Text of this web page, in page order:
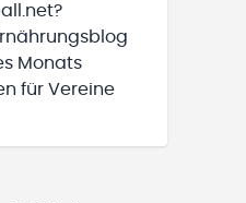
Monats
für Vereine